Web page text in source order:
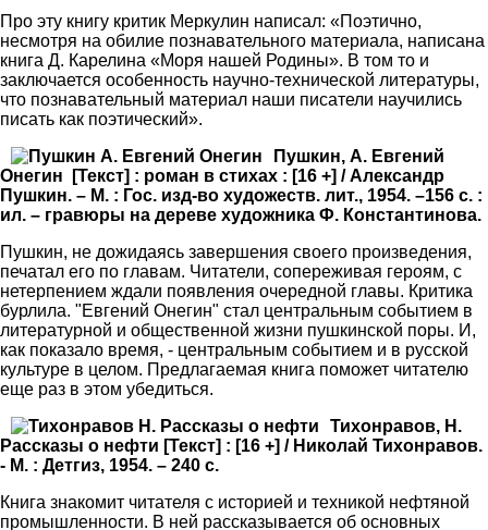
Про эту книгу критик Меркулин написал: «Поэтично,
несмотря на обилие познавательного материала, написана
книга Д. Карелина «Моря нашей Родины». В том то и
заключается особенность научно-технической литературы,
что познавательный материал наши писатели научились
писать как поэтический».
Пушкин, А. Евгений
Онегин [Текст] : роман в стихах : [16 +] / Александр
Пушкин. – М. : Гос. изд-во художеств. лит., 1954. –156 с. :
ил. – гравюры на дереве художника Ф. Константинова.
Пушкин, не дожидаясь завершения своего произведения,
печатал его по главам. Читатели, сопереживая героям, с
нетерпением ждали появления очередной главы. Критика
бурлила. "Евгений Онегин" стал центральным событием в
литературной и общественной жизни пушкинской поры. И,
как показало время, - центральным событием и в русской
культуре в целом. Предлагаемая книга поможет читателю
еще раз в этом убедиться.
Тихонравов, Н.
Рассказы о нефти [Текст] : [16 +] / Николай Тихонравов.
- М. : Детгиз, 1954. – 240 с.
Книга знакомит читателя с историей и техникой нефтяной
промышленности. В ней рассказывается об основных